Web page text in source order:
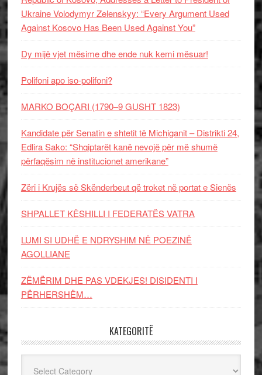
Ukraine Volodymyr Zelenskyy: “Every Argument Used
Against Kosovo Has Been Used Against You”
Dy mijë vjet mësime dhe ende nuk kemi mësuar!
Polifoni apo iso-polifoni?
MARKO BOÇARI (1790–9 GUSHT 1823)
Kandidate për Senatin e shtetit të Michiganit – Distrikti 24,
Edlira Sako: “Shqiptarët kanë nevojë për më shumë
përfaqësim në institucionet amerikane”
Zëri i Krujës së Skënderbeut që troket në portat e Sienës
SHPALLET KËSHILLI I FEDERATËS VATRA
LUMI SI UDHË E NDRYSHIM NË POEZINË
AGOLLIANE
ZËMËRIM DHE PAS VDEKJES! DISIDENTI I
PËRHERSHËM…
KATEGORITË